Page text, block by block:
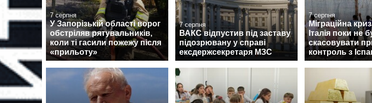
7 серпня
У Запорізькій області ворог
обстріляв рятувальників,
коли ті гасили пожежу після
«прильоту»
7 серпня
ВАКС відпустив під заставу
підозрювану у справі
ексдержсекретаря МЗС
7 серпня
Міграційна
Італія поки не
скасовувати
контроль з